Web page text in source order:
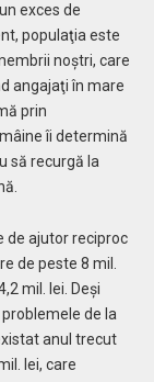
exces de
populaţia este
noştri, care
angajaţi în mare
prin
îi determină
să recurgă la
de ajutor reciproc
de peste 8 mil.
mil. lei. Deşi
de la
anul trecut
lei, care